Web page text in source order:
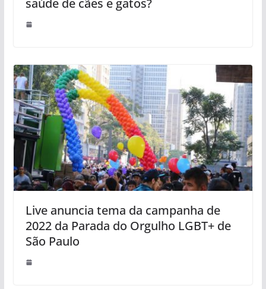
saúde de cães e gatos?
Live anuncia tema da campanha de
2022 da Parada do Orgulho LGBT+ de
São Paulo